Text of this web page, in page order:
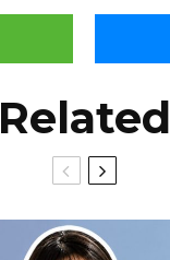
Related